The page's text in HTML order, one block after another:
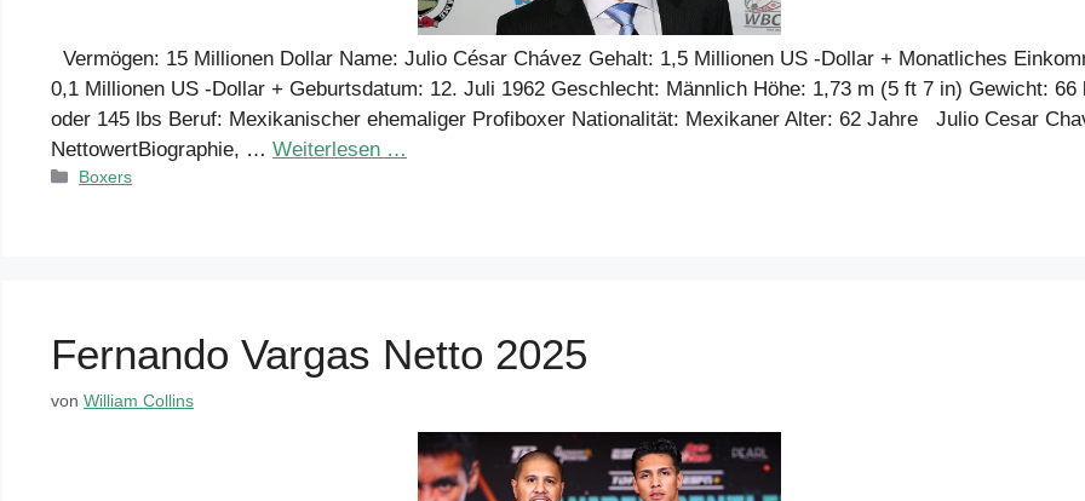
Vermögen: 15 Millionen Dollar Name: Julio César Chávez Gehalt: 1,5 Millionen US -Dollar + Monatliches
0,1 Millionen US -Dollar + Geburtsdatum: 12. Juli 1962 Geschlecht: Männlich Höhe: 1,73 m (5 ft 7 in) Gewicht: 66
oder 145 lbs Beruf: Mexikanischer ehemaliger Profiboxer Nationalität: Mexikaner Alter: 62 Jahre Julio Cesar
NettowertBiographie, … Weiterlesen …
Kategorien
Boxers
Fernando Vargas Netto 2025
von William Collins